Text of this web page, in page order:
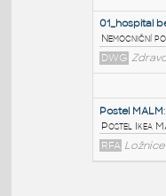
DWG
RFA